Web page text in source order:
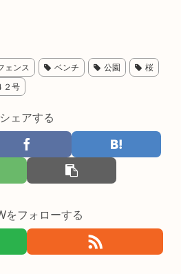
ェンス ベンチ 公園 桜
２号
シェアする
をフォローする